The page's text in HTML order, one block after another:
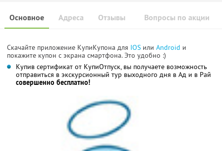
Основное Отзывы Вопросы по акции
Адреса
Скачайте приложение КупиКупона для IOS или Android и
покажите купон с экрана смартфона. Это удобно :)
Купив сертификат от КупиОтпуск, вы получаете возможность
отправиться в экскурсионный тур выходного дня в Ад и в Рай
совершенно бесплатно!